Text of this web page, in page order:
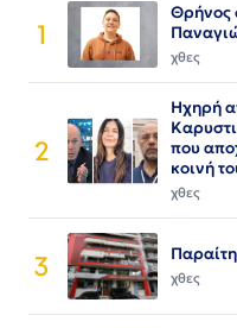
1
Θρήνος
χθες
2
Ηχηρή
που
κοινή
χθες
3 χθες